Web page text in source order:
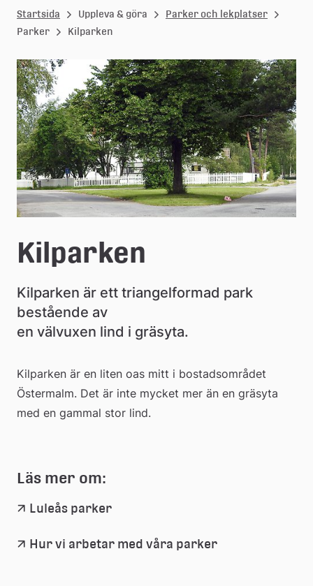
u
l
e
å
k
o
m
m
n
Startsida Uppleva & göra
Parker och lekplatser
Parker
Kilparken
Kilparken
Kilparken är ett triangelformad park
bestående av
en välvuxen lind i gräsyta.
Kilparken är en liten oas mitt i bostadsområdet
Östermalm. Det är inte mycket mer än en gräsyta
med en gammal stor lind.
Läs mer om:
Luleås parker
Hur vi arbetar med våra parker